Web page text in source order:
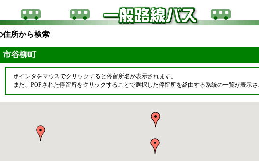
住所から検索
谷柳町
ポインタをマウスでクリックすると停留所名が表示されます。
また、POPされた停留所をクリックすることで選択した停留所を経由する系統の一覧が表示